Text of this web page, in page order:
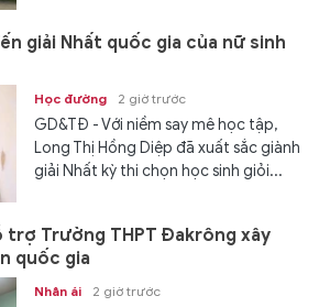
giải Nhất quốc gia của nữ sinh
Học đường 2 giờ trước
GD&TĐ - Với niềm say mê học tập,
Long Thị Hồng Diệp đã xuất sắc giành
giải Nhất kỳ thi chọn học sinh giỏi...
trợ Trường THPT Đakrông xây
quốc gia
Nhân ái 2 giờ trước